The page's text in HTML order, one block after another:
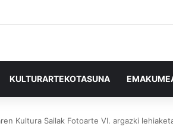
KULTURARTEKOTASUNA
Kultura Sailak Fotoarte VI. argazki